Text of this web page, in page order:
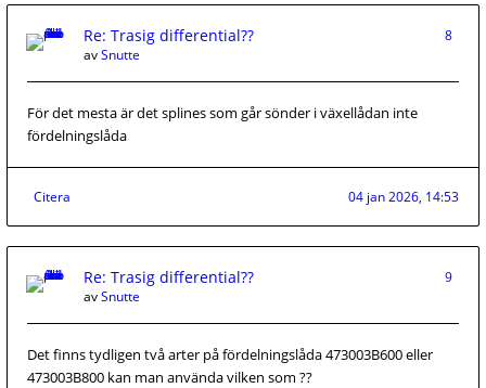
Re: Trasig differential??
8
avSnutte
För det mesta är det splines som går sönder i växellådan inte
fördelningslåda
Citera 04 jan 2026, 14:53
Re: Trasig differential??
9
avSnutte
Det finns tydligen två arter på fördelningslåda 473003B600 eller
473003B800 kan man använda vilken som ??